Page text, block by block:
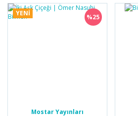
YENİ %25
Mostar Yayınları